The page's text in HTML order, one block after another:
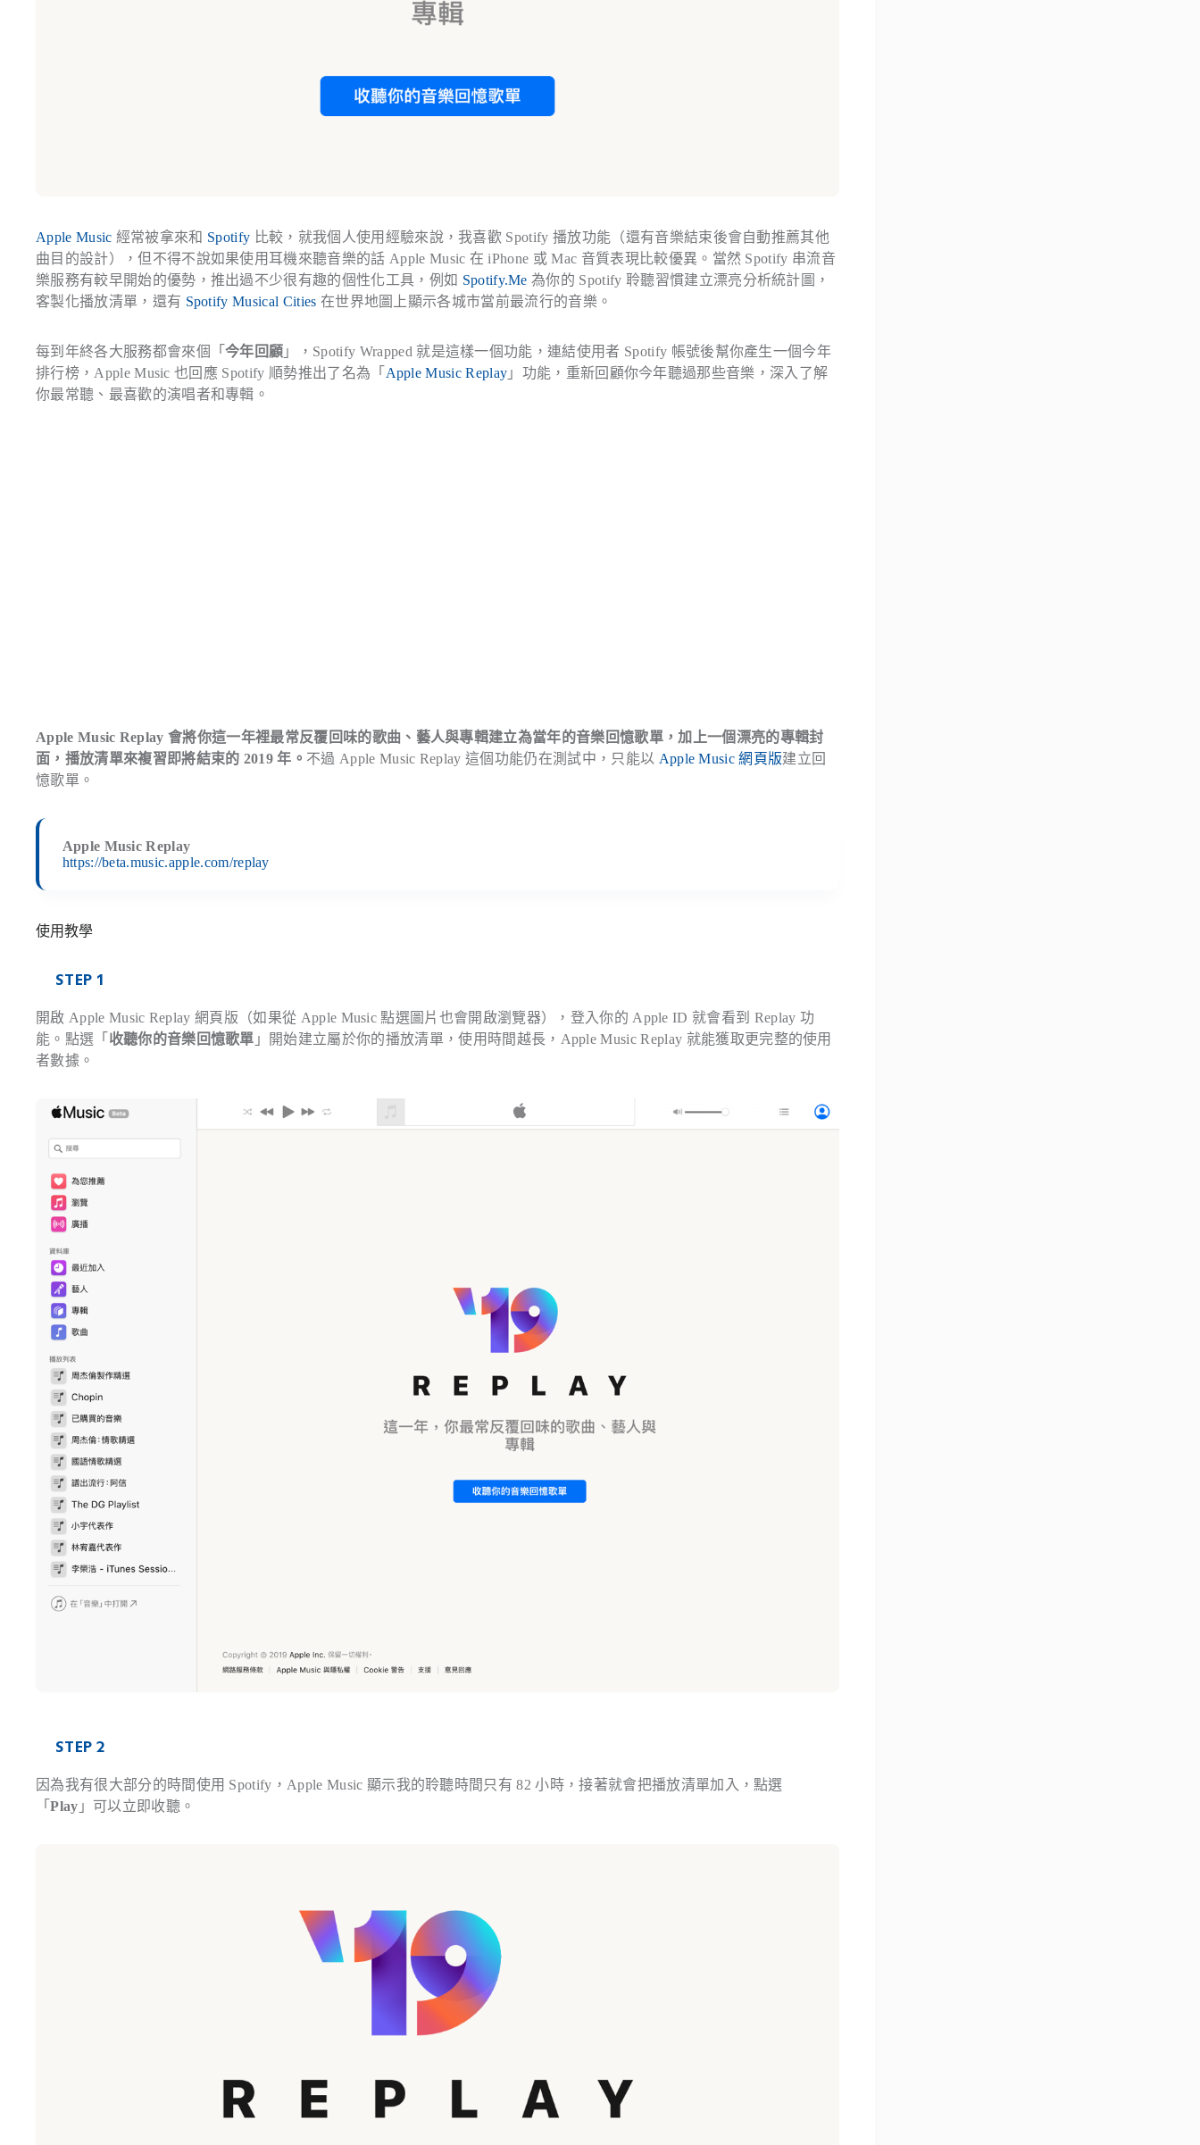
Apple Music 經常被拿來和 Spotify 比較，就我個人使用經驗來說，我喜歡 Spotify 播放功能（還有音樂結束後會自動推薦其他
曲目的設計），但不得不說如果使用耳機來聽音樂的話 Apple Music 在 iPhone 或 Mac 音質表現比較優異。當然 Spotify 串流音
樂服務有較早開始的優勢，推出過不少很有趣的個性化工具，例如 Spotify.Me 為你的 Spotify 聆聽習慣建立漂亮分析統計圖，
客製化播放清單，還有 Spotify Musical Cities 在世界地圖上顯示各城市當前最流行的音樂。
每到年終各大服務都會來個「今年回顧 」，Spotify Wrapped 就是這樣一個功能，連結使用者 Spotify 帳號後幫你產生一個今年
排行榜，Apple Music 也回應 Spotify 順勢推出了名為「 Apple Music Replay 」功能，重新回顧你今年聽過那些音樂，深入了解
你最常聽、最喜歡的演唱者和專輯。
Apple Music Replay 會將你這一年裡最常反覆回味的歌曲、藝人與專輯建立為當年的音樂回憶歌單，加上一個漂亮的專輯封
面，播放清單來複習即將結束的 2019 年。 不過 Apple Music Replay 這個功能仍在測試中，只能以 Apple Music 網頁版建立回
憶歌單。
Apple Music Replay
https://beta.music.apple.com/replay
使用教學
STEP 1
開啟 Apple Music Replay 網頁版（如果從 Apple Music 點選圖片也會開啟瀏覽器），登入你的 Apple ID 就會看到 Replay 功
能。點選「 收聽你的音樂回憶歌單 」開始建立屬於你的播放清單，使用時間越長，Apple Music Replay 就能獲取更完整的使用
者數據。
STEP 2
因為我有很大部分的時間使用 Spotify，Apple Music 顯示我的聆聽時間只有 82 小時，接著就會把播放清單加入，點選
「Play 」可以立即收聽。